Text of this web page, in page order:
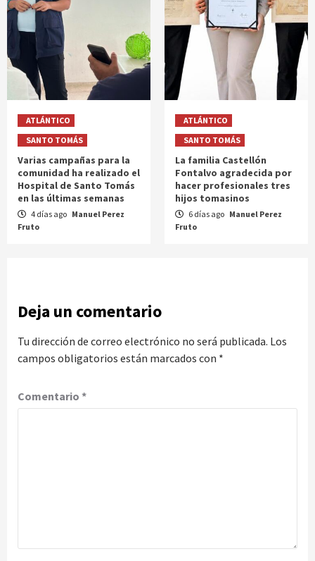
ATLÁNTICO
SANTO TOMÁS
Varias campañas para la
comunidad ha realizado el
Hospital de Santo Tomás
en las últimas semanas
4 días ago Manuel Perez
Fruto
ATLÁNTICO
SANTO TOMÁS
La familia Castellón
Fontalvo agradecida por
hacer profesionales tres
hijos tomasinos
6 días ago Manuel Perez
Fruto
Deja un comentario
Tu dirección de correo electrónico no será publicada. Los
campos obligatorios están marcados con *
Comentario *